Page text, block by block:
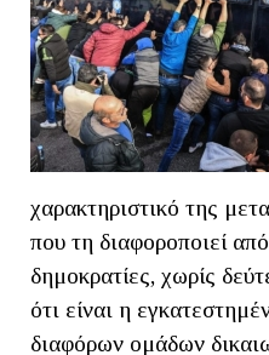
χαρακτηριστικό της
που τη διαφοροποιεί
δημοκρατίες, χωρίς
ότι είναι η
διαφόρων ομάδων